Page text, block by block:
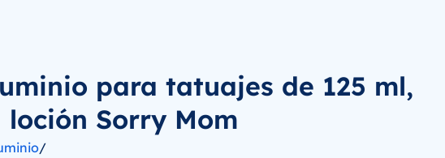
para tatuajes de 125 ml,
loción Sorry Mom
/